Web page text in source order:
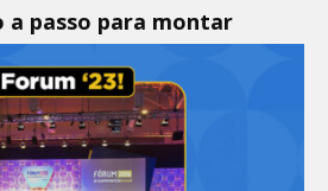
a passo para montar